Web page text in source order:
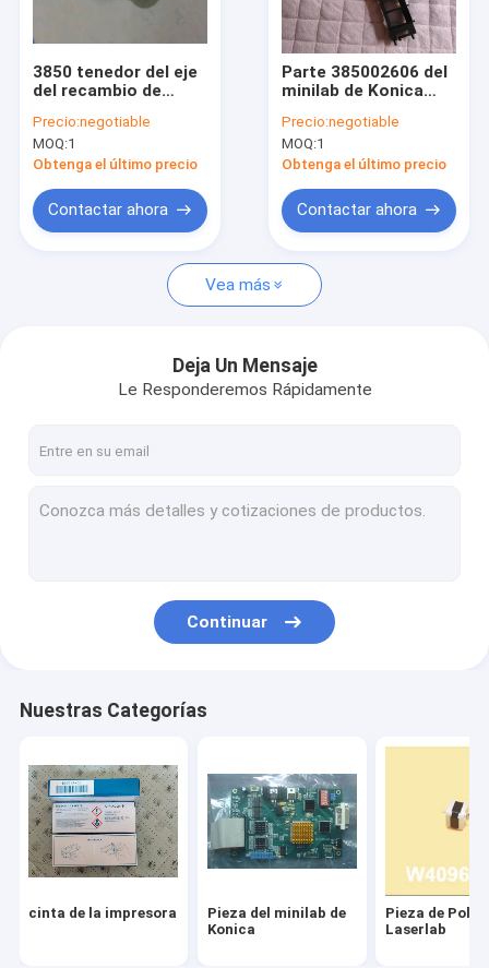
Factory Tour
Request A Quote
cinta de la impresora
Pieza del minilab de Konica
Pieza del minilab de Noritsu
pieza del minilab del doli
Pieza de impresora de chorro de tinta de Drylab
cinta de la etiqueta
Bolso de cosméticos
Paquete perforado
bolsa de almacenamiento
3850 tenedor del eje
del recambio de
Konica R2 Minilab
Precio:negotiable
MOQ:1
Obtenga el último precio
Contactar ahora
Parte 385002606 del
minilab de Konica
Precio:negotiable
MOQ:1
Obtenga el último precio
Contactar ahora
Vea más
Deja Un Mensaje
Le Responderemos Rápidamente
Continuar
Nuestras Categorías
cinta de la impresora
Pieza del minilab de
Konica
Pieza de Poli
Laserlab